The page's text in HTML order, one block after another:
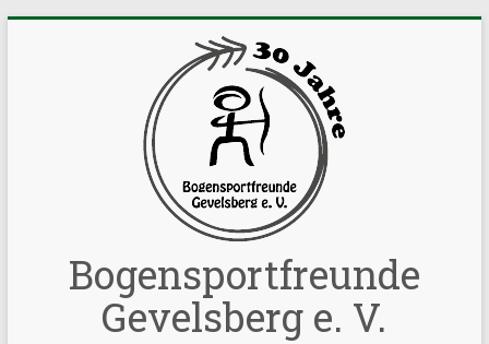
Bogensportfreunde
Gevelsberg e. V.